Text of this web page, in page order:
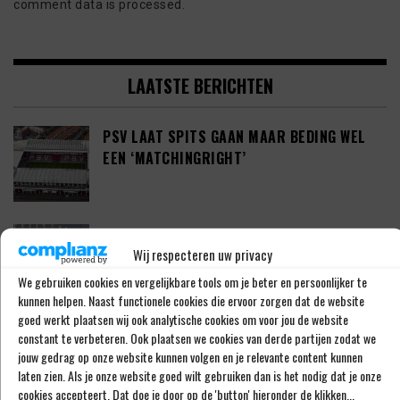
Wij respecteren uw privacy
We gebruiken cookies en vergelijkbare tools om je beter en persoonlijker te
kunnen helpen. Naast functionele cookies die ervoor zorgen dat de website
goed werkt plaatsen wij ook analytische cookies om voor jou de website
constant te verbeteren. Ook plaatsen we cookies van derde partijen zodat we
jouw gedrag op onze website kunnen volgen en je relevante content kunnen
laten zien. Als je onze website goed wilt gebruiken dan is het nodig dat je onze
cookies accepteert. Dat doe je door op de 'button' hieronder de klikken...
comment data is processed.
LAATSTE BERICHTEN
PSV LAAT SPITS GAAN MAAR BEDING WEL
EEN ‘MATCHINGRIGHT’
‘PSV IN ONDERHANDELING MET HET
SCHOTSE RANGERS FC’
‘PSV WIL ZICH GAAN VERSTERKEN MET 29-
JARIGE ADAMA CAMARA’